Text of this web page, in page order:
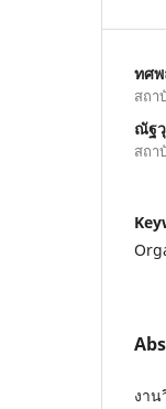
ทศ
สถา
ณัฐ
สถา
งา